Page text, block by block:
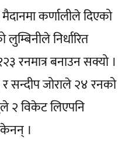
मैदानमा कर्णालीले दिएको
निर्धारित
रनमात्र बनाउन सक्यो ।
सन्दीप जोराले २४ रनको
२ विकेट लिएपनि
।